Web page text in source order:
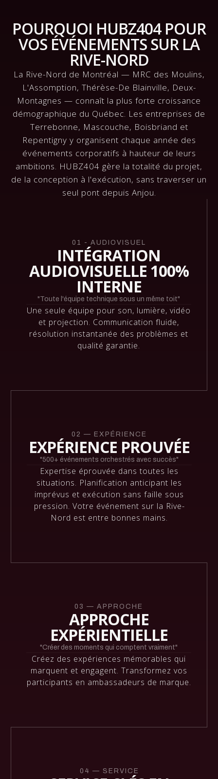
POURQUOI HUBZ404 POUR
VOS ÉVÉNEMENTS SUR LA
RIVE-NORD
La Rive-Nord de Montréal — MRC des Moulins,
L'Assomption, Thérèse-De Blainville, Deux-
Montagnes — connaît la plus forte croissance
démographique du Québec. Les entreprises de
Terrebonne, Mascouche, Boisbriand et
Repentigny y organisent chaque année des
événements corporatifs à hauteur de leurs
ambitions. HUBZ404 gère la totalité du projet,
de la conception à l'exécution, sans traverser un
seul pont depuis Anjou.
01 - AUDIOVISUEL
INTÉGRATION
AUDIOVISUELLE 100%
INTERNE
"Toute l'équipe technique sous un même toit"
Une seule équipe pour son, lumière, vidéo
et projection. Communication fluide,
résolution instantanée des problèmes et
qualité garantie.
02 — EXPÉRIENCE
EXPÉRIENCE PROUVÉE
"500+ événements orchestrés avec succès"
Expertise éprouvée dans toutes les
situations. Planification anticipant les
imprévus et exécution sans faille sous
pression. Votre événement sur la Rive-
Nord est entre bonnes mains.
03 — APPROCHE
APPROCHE
EXPÉRIENTIELLE
"Créer des moments qui comptent vraiment"
Créez des expériences mémorables qui
marquent et engagent. Transformez vos
participants en ambassadeurs de marque.
04 — SERVICE